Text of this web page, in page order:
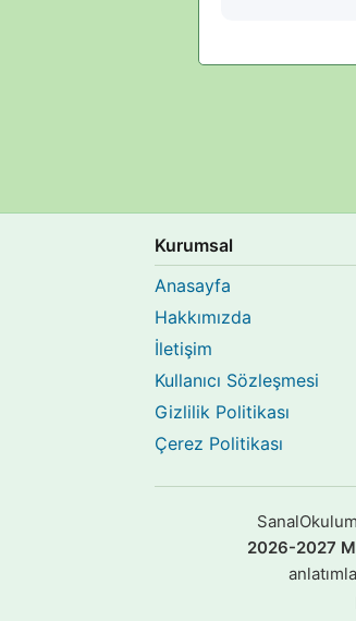
Kurumsal
Anasayfa
Hakkımızda
İletişim
Kullanıcı Sözleşmesi
Gizlilik Politikası
Çerez Politikası
2026-2027